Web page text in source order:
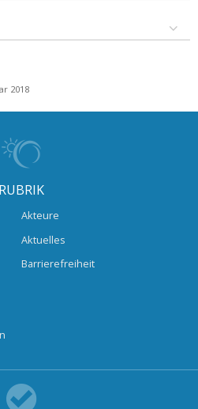
2018
RUBRIK
Akteure
Aktuelles
Barrierefreiheit